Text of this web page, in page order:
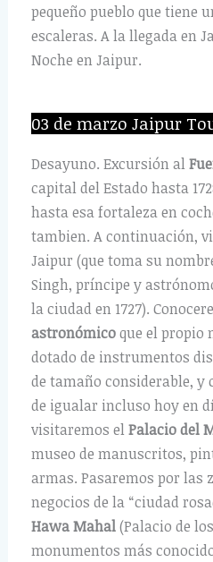
pequeño pueblo que tiene
escaleras. A la llegada en
Noche en Jaipur.
03 de marzo Jaipur
Desayuno. Excursión al
capital del Estado hasta
hasta esa fortaleza en
tambien. A continuación,
Jaipur (que toma su
Singh, príncipe y
la ciudad en 1727).
astronómicoque el propio
dotado de instrumentos
de tamaño considerable,
de igualar incluso hoy en
visitaremos elPalacio del
museo de manuscritos,
armas. Pasaremos por las
negocios de la “ciudad
Hawa Mahal(Palacio de
monumentos más